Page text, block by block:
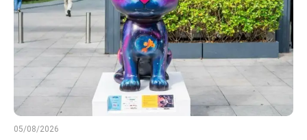
05/08/2026